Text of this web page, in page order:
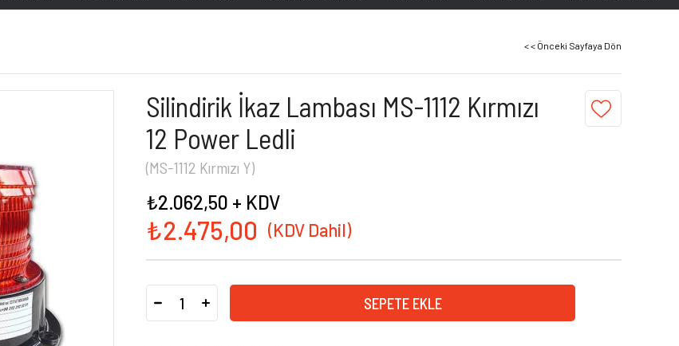
< < Önceki Sayfaya Dön
Silindirik İkaz Lambası MS-1112 Kırmızı
12 Power Ledli
(MS-1112 Kırmızı Y)
₺2.475,00
₺2.062,50 + KDV